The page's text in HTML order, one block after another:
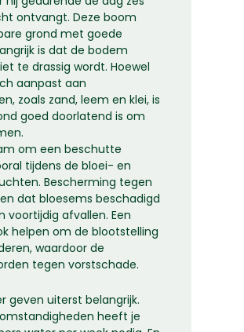
ontvangt. Deze boom
grond met goede
is dat de bodem
te drassig wordt. Hoewel
aanpast aan
zoals zand, leem en klei, is
goed doorlatend is om
om een ​​beschutte
tijdens de bloei- en
Bescherming tegen
dat bloesems beschadigd
voortijdig afvallen. Een
helpen om de blootstelling
waardoor de
tegen vorstschade.
geven uiterst belangrijk.
heeft je